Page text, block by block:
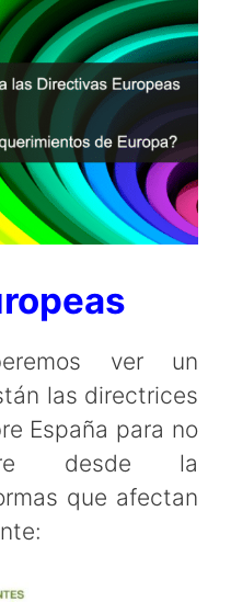
ver un
las directrices
España para no
desde la
que afectan